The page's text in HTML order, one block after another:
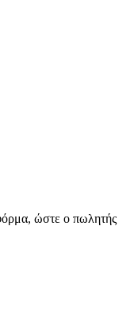
ώστε ο πωλητής